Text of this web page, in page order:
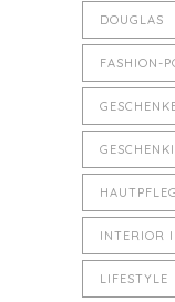
DOUGLAS
FASHION-
INTERIOR
LIFESTYLE